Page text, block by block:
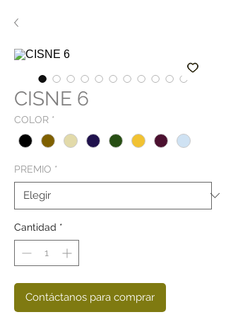
CISNE 6
COLOR *
PREMIO *
Cantidad *
Contáctanos para comprar